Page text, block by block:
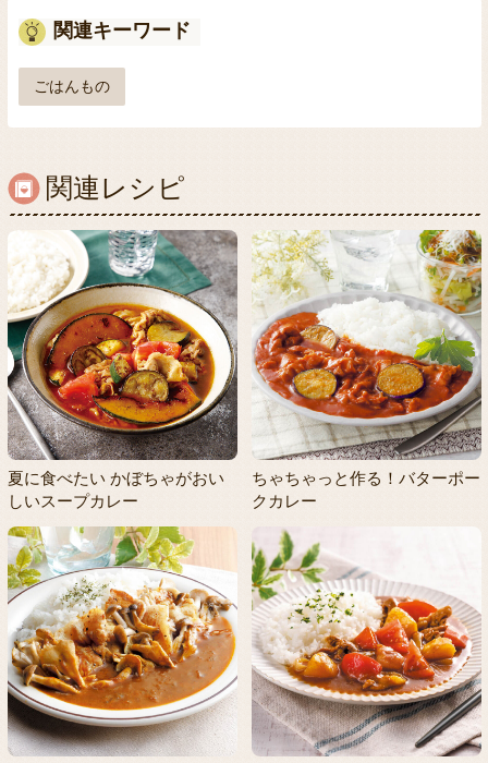
関連キーワード
ごはんもの
関連レシピ
夏に食べたい かぼちゃがおい
しいスープカレー
ちゃちゃっと作る！バターポー
クカレー